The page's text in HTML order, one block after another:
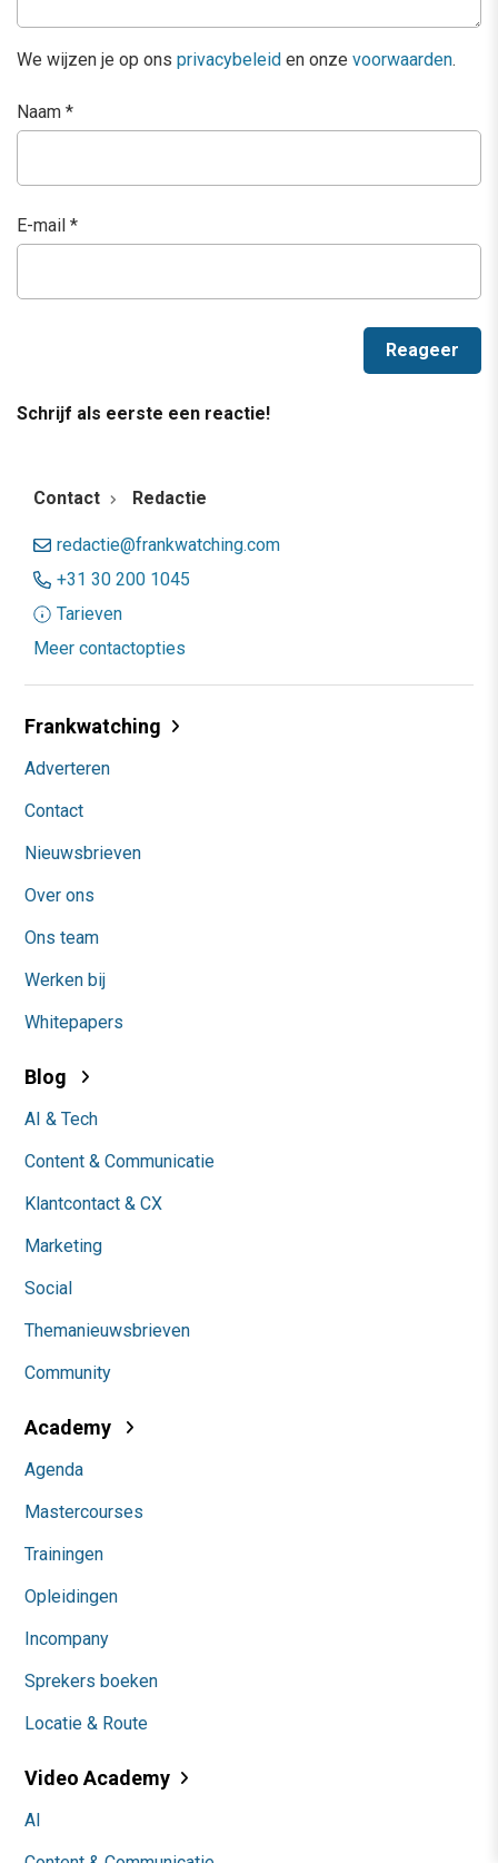
We wijzen je op ons privacybeleid en onze voorwaarden.
Naam *
E-mail *
Schrijf als eerste een reactie!
Contact Redactie
redactie@frankwatching.com
+31 30 200 1045
Tarieven
Meer contactopties
Frankwatching
Adverteren
Contact
Nieuwsbrieven
Over ons
Ons team
Werken bij
Whitepapers
Blog
AI & Tech
Content & Communicatie
Klantcontact & CX
Marketing
Social
Themanieuwsbrieven
Community
Academy
Agenda
Mastercourses
Trainingen
Opleidingen
Incompany
Sprekers boeken
Locatie & Route
Video Academy
AI